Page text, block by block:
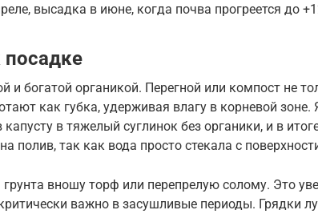
высадка в июне, когда почва прогреется до
и богатой органикой. Перегной или компост не
как губка, удерживая влагу в корневой зоне.
в тяжелый суглинок без органики, и в
полив, так как вода просто стекала с
вношу торф или перепрелую солому. Это
важно в засушливые периоды. Грядки